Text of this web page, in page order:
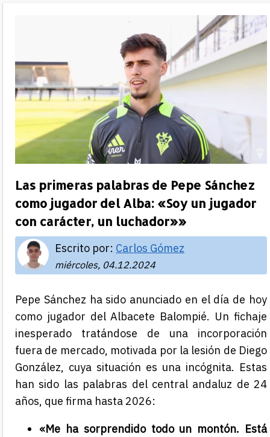
Las primeras palabras de Pepe Sánchez
como jugador del Alba: «Soy un jugador
con carácter, un luchador»»
Escrito por: Carlos Gómez
miércoles, 04.12.2024
Pepe Sánchez ha sido anunciado en el día de hoy
como jugador del Albacete Balompié. Un fichaje
inesperado tratándose de una incorporación
fuera de mercado, motivada por la lesión de Diego
González, cuya situación es una incógnita. Estas
han sido las palabras del central andaluz de 24
años, que firma hasta 2026:
«Me ha sorprendido todo un montón. Está